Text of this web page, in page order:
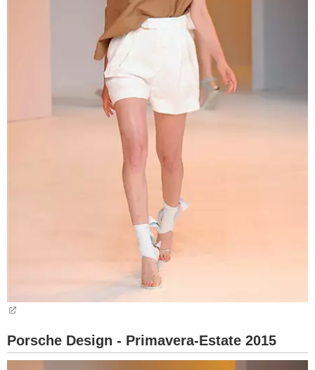
Porsche Design - Primavera-Estate 2015